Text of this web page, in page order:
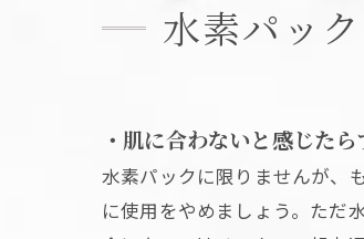
水素パッ
・肌に合わないと感じた
水素パックに限りませんが、
に使用をやめましょう。ただ